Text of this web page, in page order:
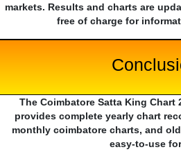
markets. Results and charts are
free of charge for
The Coimbatore Satta King Chart
provides complete yearly chart
monthly coimbatore charts, and
easy-to-use